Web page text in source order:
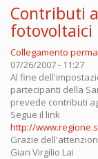
Contributi
fotovoltaici
Collegamento
07/26/2007 - 11:27
Al fine
partecipanti della
prevede contributi
Segue il link
http://
Grazie
Gian Virgilio Lai